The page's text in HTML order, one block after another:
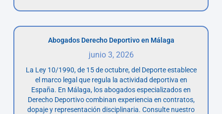
Abogados Derecho Deportivo en Málaga
junio 3, 2026
La Ley 10/1990, de 15 de octubre, del Deporte establece
el marco legal que regula la actividad deportiva en
España. En Málaga, los abogados especializados en
Derecho Deportivo combinan experiencia en contratos,
dopaje y representación disciplinaria. Consulte nuestro